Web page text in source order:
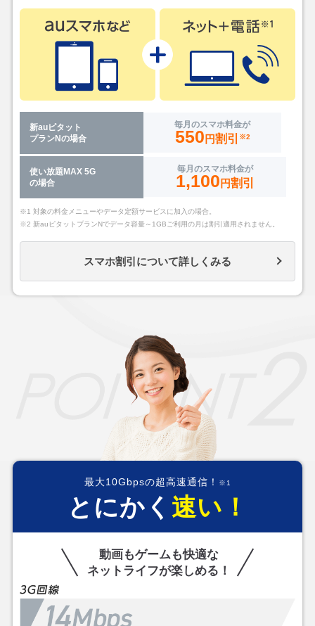
新auピタット
プランNの場合
毎月のスマホ料金が
550 円割引 ※2
使い放題MAX 5G
の場合
毎月のスマホ料金が
1,100 円割引
※1 対象の料金メニューやデータ定額サービスに加入の場合。
※2 新auピタットプランNでデータ容量～1GBご利用の月は割引適用されません。
スマホ割引について詳しくみる
最大10Gbpsの超高速通信！ ※1
とにかく 速い！
動画もゲームも快適な
ネットライフが楽しめる！